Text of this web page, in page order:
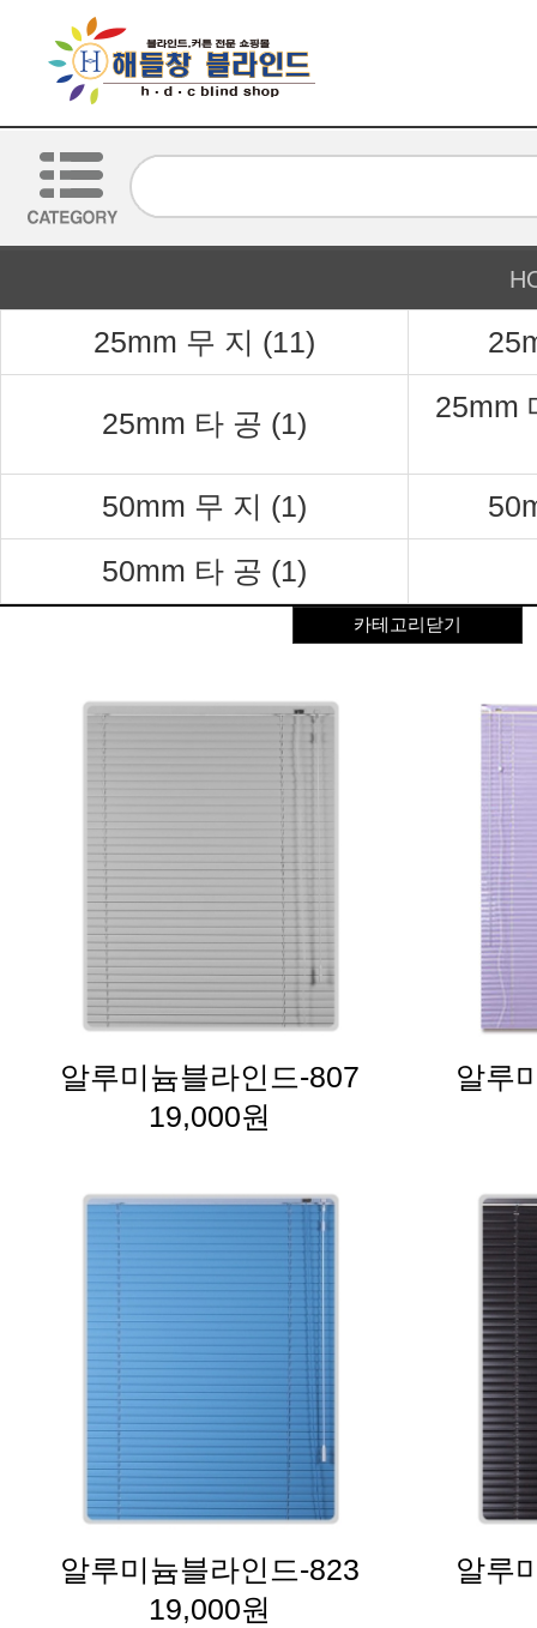
25mm 무 지 (11)
25mm 타 공 (1)
50mm 무 지 (1)
50mm 타 공 (1)
카테고리닫기
알루미늄블라인드-807
19,000원
알루
알루미늄블라인드-823
19,000원
알루